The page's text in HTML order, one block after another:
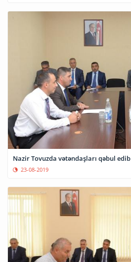
Nazir Tovuzda vətəndaşları qəbul edib
23-08-2019